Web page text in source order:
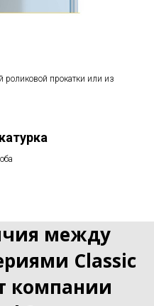
роликовой прокатки или из
между
Classic
компании